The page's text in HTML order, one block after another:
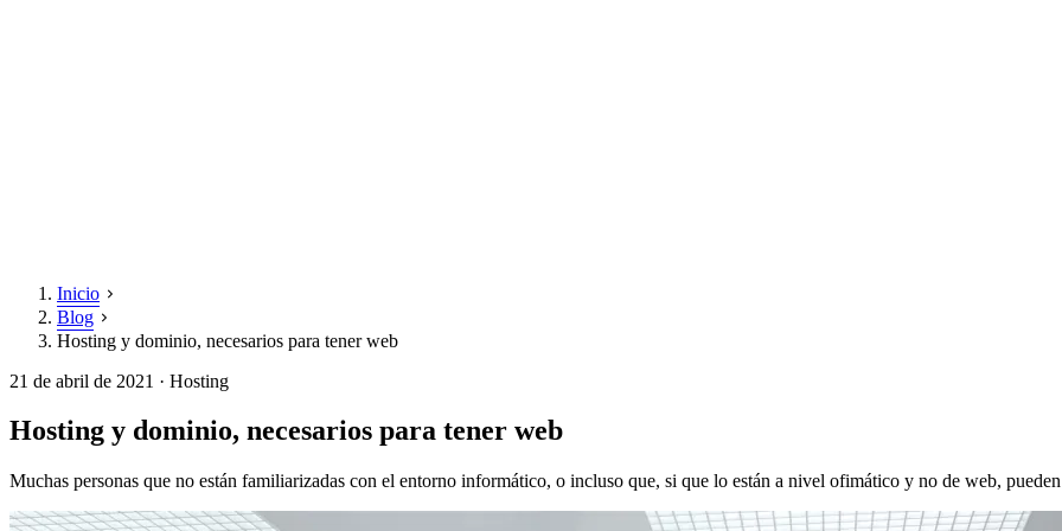
Inicio
Blog
Hosting y dominio, necesarios para tener web
21 de abril de 2021 · Hosting
Hosting y dominio, necesarios para tener web
Muchas personas que no están familiarizadas con el entorno informático, o incluso que, si que lo están a nivel ofimático y no de web,